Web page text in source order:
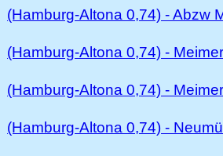
(Hamburg-Altona 0,74) - Abzw
(Hamburg-Altona 0,74) -
(Hamburg-Altona 0,74) -
(Hamburg-Altona 0,74) -